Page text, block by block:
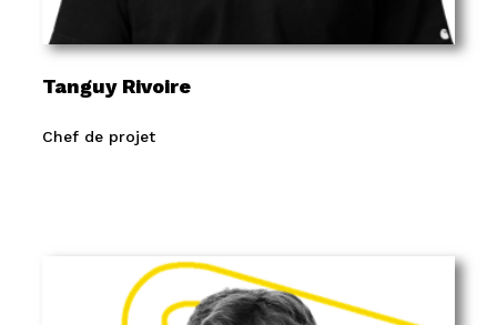
Tanguy Rivoire
Chef de projet